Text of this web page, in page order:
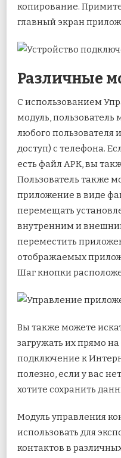
копирование.
главный экран
Различные
С использованием
модуль, пользователь
любого пользователя
доступ) с телефона.
есть файл APK, вы
Пользователь также
приложение в виде
перемещать
внутренним и
переместить
отображаемых
Шаг кнопки
Вы также можете
загружать их прямо на
подключение к
полезно, если у вас
хотите сохранить
Модуль управления
использовать для
контактов в